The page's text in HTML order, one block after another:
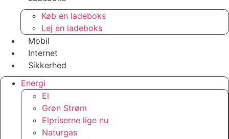
Køb en ladeboks
Lej en ladeboks
Mobil
Internet
Sikkerhed
Energi
El
Grøn Strøm
Elpriserne lige nu
Naturgas